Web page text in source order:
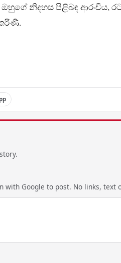
නිදහස පිළිබඳ ආරංචිය,
with Google to post. No links, text